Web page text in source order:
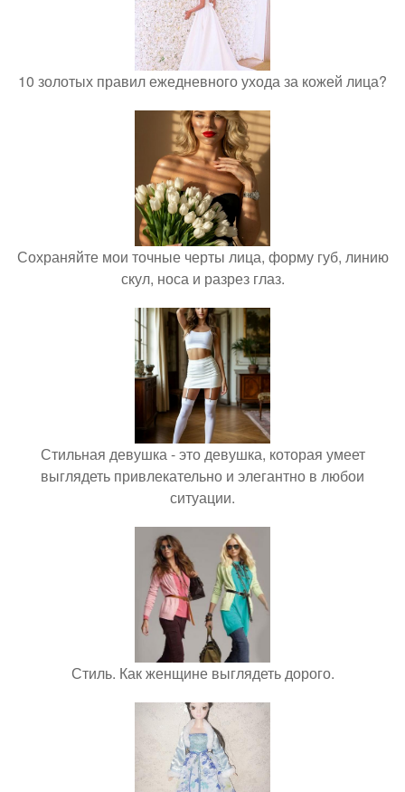
10 золотых правил ежедневного ухода за кожей лица?
Сохраняйте мои точные черты лица, форму губ, линию
скул, носа и разрез глаз.
Стильная девушка - это девушка, которая умеет
выглядеть привлекательно и элегантно в любои
ситуации.
Стиль. Как женщине выглядеть дорого.